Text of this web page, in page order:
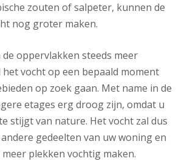
zouten of salpeter, kunnen de
nog groter maken.
oppervlakken steeds meer
het vocht op een bepaald moment
op zoek gaan. Met name in de
etages erg droog zijn, omdat u
stijgt van nature. Het vocht zal dus
gedeelten van uw woning en
plekken vochtig maken.